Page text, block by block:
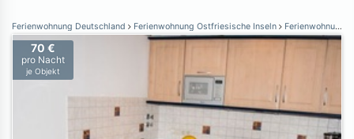
Ferienwohnung Deutschland Ferienwohnung Ostfriesische Inseln Ferienwohnung Borkum
70 €
pro Nacht
je Objekt